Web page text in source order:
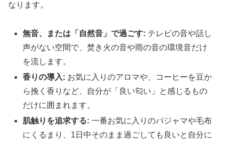
なります。
無音、または「自然音」で過ごす: テレビの音や話し
声がない空間で、焚き火の音や雨の音の環境音だけ
を流します。
香りの導入: お気に入りのアロマや、コーヒーを豆か
ら挽く香りなど、自分が「良い匂い」と感じるもの
だけに囲まれます。
肌触りを追求する: 一番お気に入りのパジャマや毛布
にくるまり、1日中そのまま過ごしても良いと自分に